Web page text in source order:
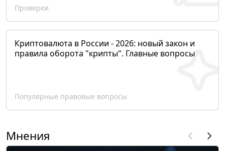
Проверки
Криптовалюта в России - 2026: новый закон и
правила оборота "крипты". Главные вопросы
Популярные правовые вопросы
Мнения